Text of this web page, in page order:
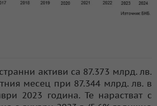
активи са 87.373 млрд. лв.
месец при 87.344 млрд. лв. в
2023 година. Те нарастват с